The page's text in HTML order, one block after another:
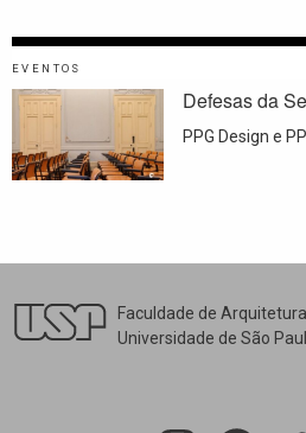
EVENTOS
Defesas da
PPG Design e
Faculdade de
Universidade de São